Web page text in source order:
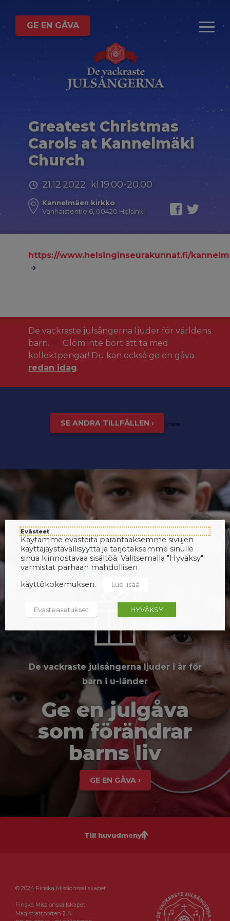
GE EN GÅVA
Greatest Christmas
Carols at Kannelmäki
Church
21.12.2022 kl.19.00-20.00
Kannelmäen kirkko
Vanhaistentie 6, 00420 Helsinki
https://www.helsinginseurakunnat.fi/
De vackraste julsångerna ljuder för världens
barn.
Glöm inte bort att ta med
kollektpengar! Du kan också ge en gåva
redan idag.
SE ANDRA TILLFÄLLEN › inspis
De vackraste julsångerna ljuder i år för
barn i u-länder
Ge en julgåva
som förändrar
barns liv
GE EN GÅVA ›
Till huvudmenyn
© 2024 Finska Missionssällskapet
Finska Missionssällskapet
Magistratsporten 2 A
Evästeet
Käytämme evästeitä parantaaksemme sivujen
käyttäjäystävällisyyttä ja tarjotaksemme sinulle
sinua kiinnostavaa sisältöä. Valitsemalla "Hyväksy"
varmistat parhaan mahdollisen
käyttökokemuksen.
Lue lisää
Evästeasetukset HYVÄKSY